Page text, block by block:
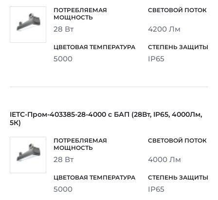
28 Вт 4200 Лм
5000 IP65
IETC-Пром-403385-28-4000 с БАП (28Вт, IP65, 4000Лм,
5К)
28 Вт 4000 Лм
5000 IP65